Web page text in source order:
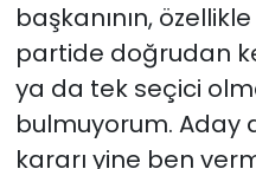
başkanının,
partide doğrudan
ya da tek seçici
bulmuyorum. Aday
kararı yine ben